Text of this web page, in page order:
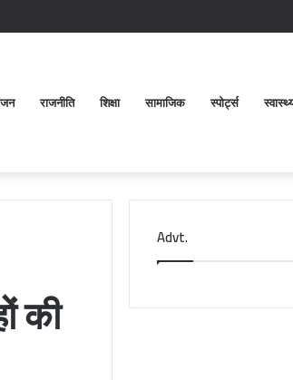
राजनीति शिक्षा सामाजिक स्पोर्ट्स
की
Advt.